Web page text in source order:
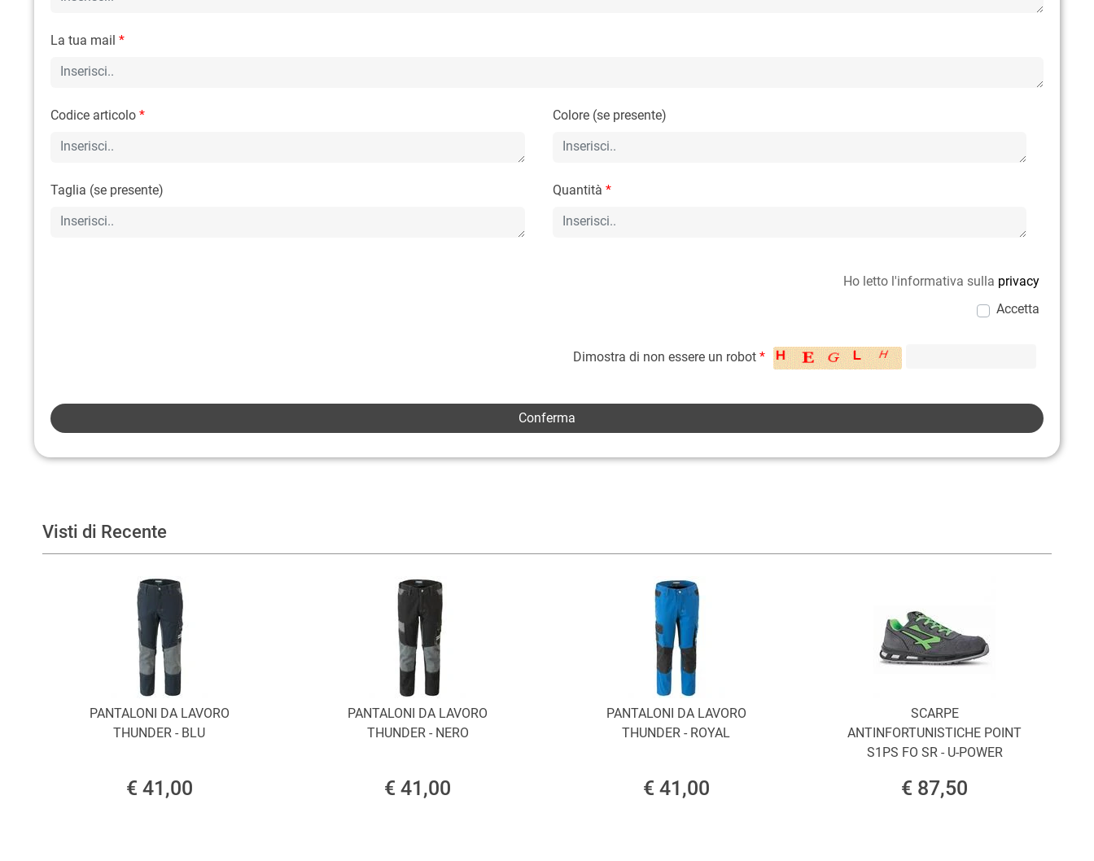
La tua mail *
Codice articolo * Colore (se presente)
Taglia (se presente) Quantità *
Ho letto l'informativa sulla privacy
Accetta
Dimostra di non essere un robot *
Visti di Recente
PANTALONI DA LAVORO
THUNDER - BLU
€ 41,00
PANTALONI DA LAVORO
THUNDER - NERO
€ 41,00
PANTALONI DA LAVORO
THUNDER - ROYAL
€ 41,00
SCARPE
ANTINFORTUNISTICHE POINT
S1PS FO SR - U-POWER
€ 87,50